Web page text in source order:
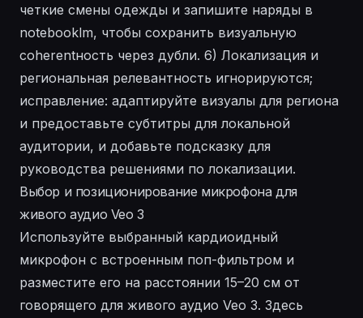
четкие смены одежды и запишите наряды в
notebooklm, чтобы сохранить визуальную
coherentность через дубли. 6) Локализация и
региональная релевантность игнорируются;
исправление: адаптируйте визуалы для региона
и предоставьте субтитры для локальной
аудитории, и добавьте подсказку для
руководства решениями по локализации.
Выбор и позиционирование микрофона для
живого аудио Veo 3
Используйте выбранный кардиоидный
микрофон с встроенным поп-фильтром и
разместите его на расстоянии 15–20 см от
говорящего для живого аудио Veo 3. Здесь